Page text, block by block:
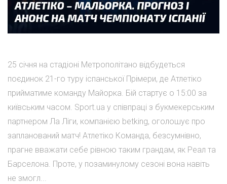
25 січня на стадіоні Метрополітано відбудеться
поєдинок 21-го туру іспанської Прімери, де Атлетіко
прийматиме команду Майорка. Бій стартує о 15:00 за
київським часом. Sport.ua у співпраці з букмекерським
партнером Ла Ліги, компанією betking, оголошує про
запланований матч! Атлетіко Команда, безсумнівно,
прагне вважати себе рівною таким грандам, як Реал та
Барселона. Проте, у позаминулому сезоні вона навіть
не змогл...